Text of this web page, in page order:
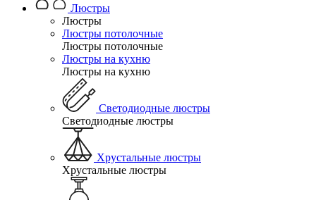
Люстры
Люстры
Люстры потолочные
Люстры потолочные
Люстры на кухню
Люстры на кухню
Светодиодные люстры
Светодиодные люстры
Хрустальные люстры
Хрустальные люстры